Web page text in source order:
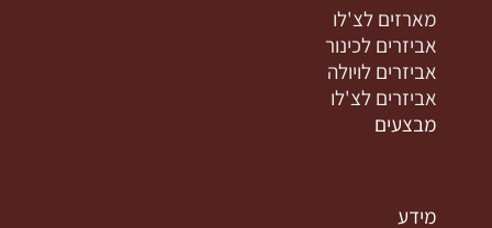
מארזים לצ'לו
אביזרים לכינור
אביזרים לויולה
אביזרים לצ'לו
מבצעים
מידע